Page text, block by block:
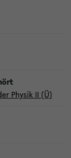
Physik II (Ü)